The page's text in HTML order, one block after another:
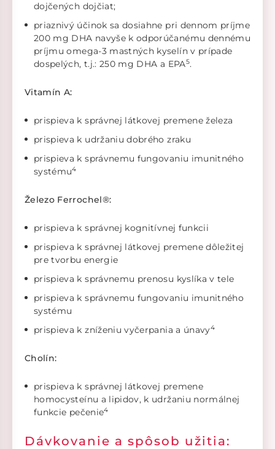
dojčených dojčiat;
priaznivý účinok sa dosiahne pri dennom príjme
200 mg DHA navyše k odporúčanému dennému
príjmu omega-3 mastných kyselín v prípade
dospelých, t.j.: 250 mg DHA a EPA5.
Vitamín A:
prispieva k správnej látkovej premene železa
prispieva k udržaniu dobrého zraku
prispieva k správnemu fungovaniu imunitného
systému4
Železo Ferrochel®:
prispieva k správnej kognitívnej funkcii
prispieva k správnej látkovej premene dôležitej
pre tvorbu energie
prispieva k správnemu prenosu kyslíka v tele
prispieva k správnemu fungovaniu imunitného
systému
prispieva k zníženiu vyčerpania a únavy4
Cholín:
prispieva k správnej látkovej premene
homocysteínu a lipidov, k udržaniu normálnej
funkcie pečenie4
Dávkovanie a spôsob užitia: